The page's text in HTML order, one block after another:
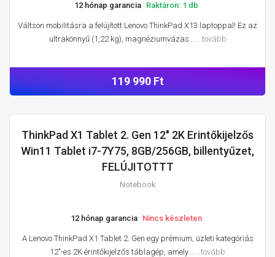
12 hónap garancia Raktáron: 1 db
Váltson mobilitásra a felújított Lenovo ThinkPad X13 laptoppal! Ez az
ultrakönnyű (1,22 kg), magnéziumvázas... ...tovább
119 990 Ft
NOTEBOOK
ThinkPad X1 Tablet 2. Gen 12" 2K Erintőkijelzős
Win11 Tablet i7-7Y75, 8GB/256GB, billentyűzet,
FELÚJITOTTT
Notebook
12 hónap garancia Nincs készleten
A Lenovo ThinkPad X1 Tablet 2. Gen egy prémium, üzleti kategóriás
12″-es 2K érintőkijelzős táblagép, amely... ...tovább